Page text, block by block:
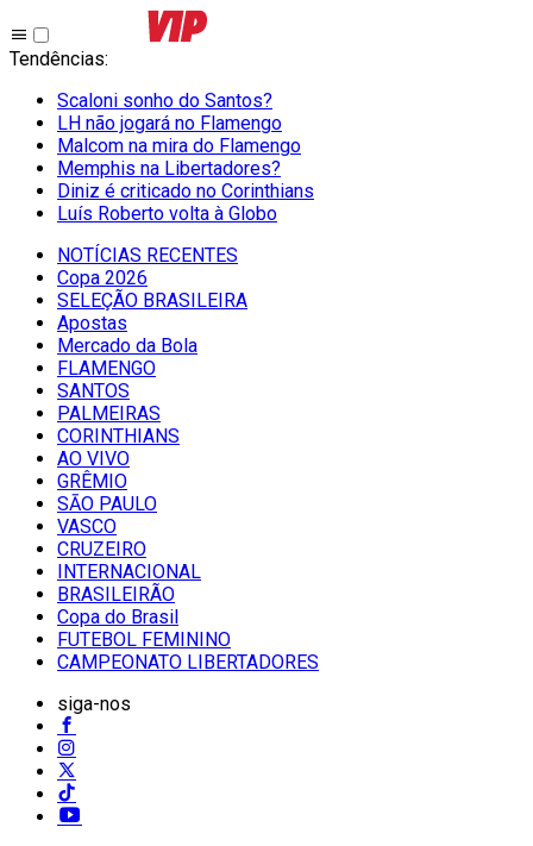
Tendências:
Scaloni sonho do Santos?
LH não jogará no Flamengo
Malcom na mira do Flamengo
Memphis na Libertadores?
Diniz é criticado no Corinthians
Luís Roberto volta à Globo
NOTÍCIAS RECENTES
Copa 2026
SELEÇÃO BRASILEIRA
Apostas
Mercado da Bola
FLAMENGO
SANTOS
PALMEIRAS
CORINTHIANS
AO VIVO
GRÊMIO
SĀO PAULO
VASCO
CRUZEIRO
INTERNACIONAL
BRASILEIRÃO
Copa do Brasil
FUTEBOL FEMININO
CAMPEONATO LIBERTADORES
siga-nos